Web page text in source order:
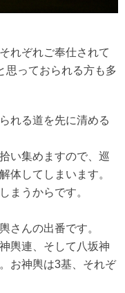
れぞれご奉仕されて
思っておられる方も多
れる道を先に清める
い集めますので、巡
体してしまいます。
まうからです。
さんの出番です。
輿連、そして八坂神
お神輿は3基、それぞ